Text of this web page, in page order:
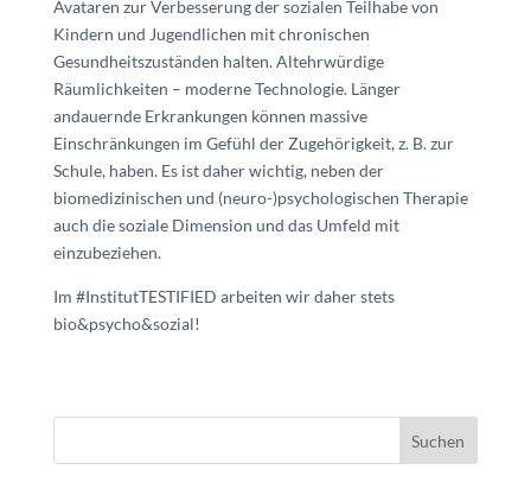
Avataren zur Verbesserung der sozialen Teilhabe von
Kindern und Jugendlichen mit chronischen
Gesundheitszuständen halten. Altehrwürdige
Räumlichkeiten – moderne Technologie. Länger
andauernde Erkrankungen können massive
Einschränkungen im Gefühl der Zugehörigkeit, z. B. zur
Schule, haben. Es ist daher wichtig, neben der
biomedizinischen und (neuro-)psychologischen Therapie
auch die soziale Dimension und das Umfeld mit
einzubeziehen.
Im #InstitutTESTIFIED arbeiten wir daher stets
bio&psycho&sozial!
Suchen